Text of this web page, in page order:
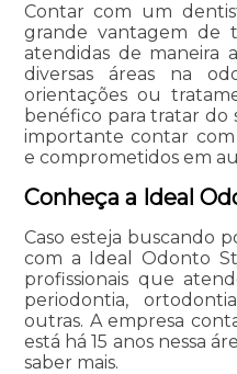
Contar com um
grande vantagem de
atendidas de maneira
diversas áreas na
orientações ou
benéfico para tratar do
importante contar com
e comprometidos em
Conheça a Ideal
Caso esteja buscando
com a Ideal Odonto
profissionais que
periodontia,
outras. A empresa
está há 15 anos nessa
saber mais.